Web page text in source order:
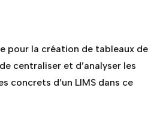
pour la création de tableaux de
centraliser et d’analyser les
concrets d’un LIMS dans ce